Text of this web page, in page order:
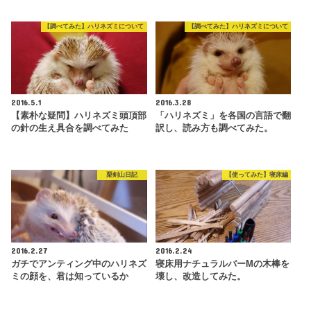
【調べてみた】ハリネズミについて
2016.5.1
【素朴な疑問】ハリネズミ頭頂部
の針の生え具合を調べてみた
【調べてみた】ハリネズミについて
2016.3.28
「ハリネズミ」を各国の言語で翻
訳し、読み方も調べてみた。
栗剣山日記
2016.2.27
ガチでアンティング中のハリネズ
ミの顔を、君は知っているか
【使ってみた】寝床編
2016.2.24
寝床用ナチュラルバーMの木棒を
壊し、改造してみた。